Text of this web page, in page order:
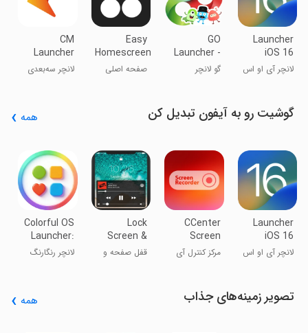
Launcher
iOS 16
لانچر آی او اس
GO
Launcher -
Themes&Wallpapers
گو لانچر
Easy
Homescreen
صفحه اصلی
CM
Launcher
3D -
Themes,
لانچر سه‌بعدی
گوشیت رو به آیفون تبدیل کن همه
Launcher
iOS 16
لانچر آی او اس
CCenter
Screen
Recorder
مرکز کنترل آی
Lock
Screen &
Notifications
iOS 15
قفل صفحه و
Colorful OS
Launcher:
Themes
لانچر رنگارنگ
تصویر زمینه‌های جذاب همه